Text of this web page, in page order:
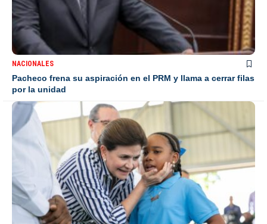
NACIONALES
Pacheco frena su aspiración en el PRM y llama a cerrar filas
por la unidad